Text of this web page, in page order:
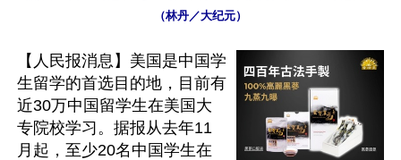
（林丹／大纪元）
【人民报消息】美国是中国学
生留学的首选目的地，目前有
近30万中国留学生在美国大
专院校学习。据报从去年11
月起，至少20名中国学生在